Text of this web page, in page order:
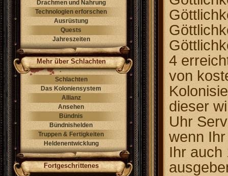
Drachmen und Nahrung
Technologien erforschen
Ausrüstung
Quests
Jahreszeiten
Mehr über Schlachten
Schlachten
Das Koloniensystem
Allianz
Ansehen
Bündnis
Bündnishelden
Truppen & Fertigkeiten
Heldenentwicklung
Fortgeschrittenes
4
von
dieser
Uhr
wenn
Ihr auch